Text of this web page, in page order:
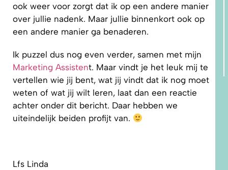
ook weer voor zorgt dat ik op een andere manier
over jullie nadenk. Maar jullie binnenkort ook op
een andere manier ga benaderen.
Ik puzzel dus nog even verder, samen met mijn
Marketing Assistent. Maar vindt je het leuk mij te
vertellen wie jij bent, wat jij vindt dat ik nog moet
weten of wat jij wilt leren, laat dan een reactie
achter onder dit bericht. Daar hebben we
uiteindelijk beiden profijt van.
Lfs Linda